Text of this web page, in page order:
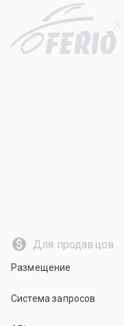
R
Для продавцов
Размещение
Система запросов